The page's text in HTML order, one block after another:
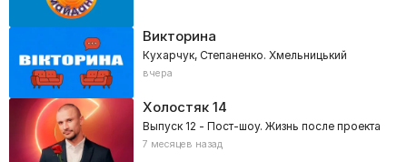
Викторина
Кухарчук, Степаненко. Хмельницький
вчера
Холостяк14
Выпуск 12 - Пост-шоу. Жизнь после проекта
7 месяцев назад